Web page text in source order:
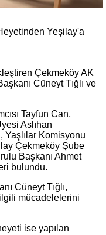
Yeşilay'a
Çekmeköy AK
Cüneyt Tığlı ve
Tayfun Can,
Aslıhan
Yaşlılar Komisyonu
Çekmeköy Şube
Başkanı Ahmet
bulundu.
Cüneyt Tığlı,
ilgili mücadelelerini
ise yapılan